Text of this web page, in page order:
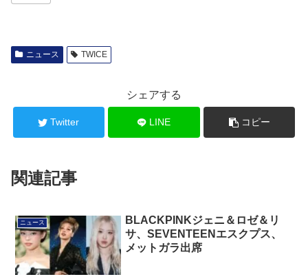
ニュース TWICE
シェアする
Twitter LINE コピー
関連記事
ニュース
BLACKPINKジェニ＆ロゼ＆リ
サ、SEVENTEENエスクプス、
メットガラ出席